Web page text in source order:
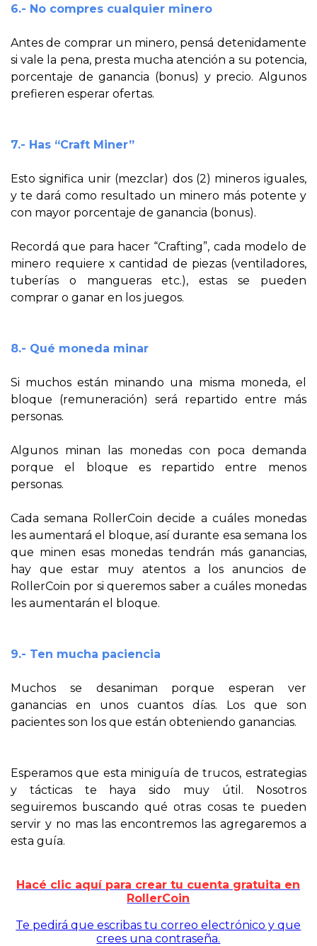
6.- No compres cualquier minero
Antes de comprar un minero, pensá detenidamente
si vale la pena, presta mucha atención a su potencia,
porcentaje de ganancia (bonus) y precio. Algunos
prefieren esperar ofertas.
7.- Has “Craft Miner”
Esto significa unir (mezclar) dos (2) mineros iguales,
y te dará como resultado un minero más potente y
con mayor porcentaje de ganancia (bonus).
Recordá que para hacer “Crafting”, cada modelo de
minero requiere x cantidad de piezas (ventiladores,
tuberías o mangueras etc.), estas se pueden
comprar o ganar en los juegos.
8.- Qué moneda minar
Si muchos están minando una misma moneda, el
bloque (remuneración) será repartido entre más
personas.
Algunos minan las monedas con poca demanda
porque el bloque es repartido entre menos
personas.
Cada semana RollerCoin decide a cuáles monedas
les aumentará el bloque, así durante esa semana los
que minen esas monedas tendrán más ganancias,
hay que estar muy atentos a los anuncios de
RollerCoin por si queremos saber a cuáles monedas
les aumentarán el bloque.
9.- Ten mucha paciencia
Muchos se desaniman porque esperan ver
ganancias en unos cuantos días. Los que son
pacientes son los que están obteniendo ganancias.
Esperamos que esta miniguía de trucos, estrategias
y tácticas te haya sido muy útil. Nosotros
seguiremos buscando qué otras cosas te pueden
servir y no mas las encontremos las agregaremos a
esta guía.
Hacé clic aquí para crear tu cuenta gratuita en
RollerCoin
Te pedirá que escribas tu correo electrónico y que
crees una contraseña.